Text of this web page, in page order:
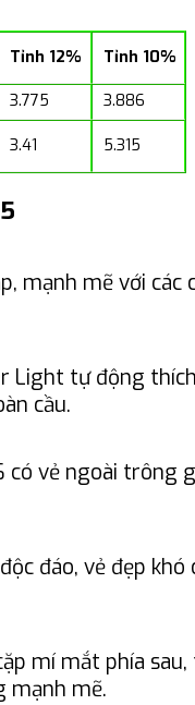
Tỉnh 12% Tỉnh 10%
3.775
3.886
3.41 5.315
mạnh mẽ với
Light tự động
cầu.
có vẻ ngoài trông
đáo, vẻ đẹp
mí mắt phía
mạnh mẽ.